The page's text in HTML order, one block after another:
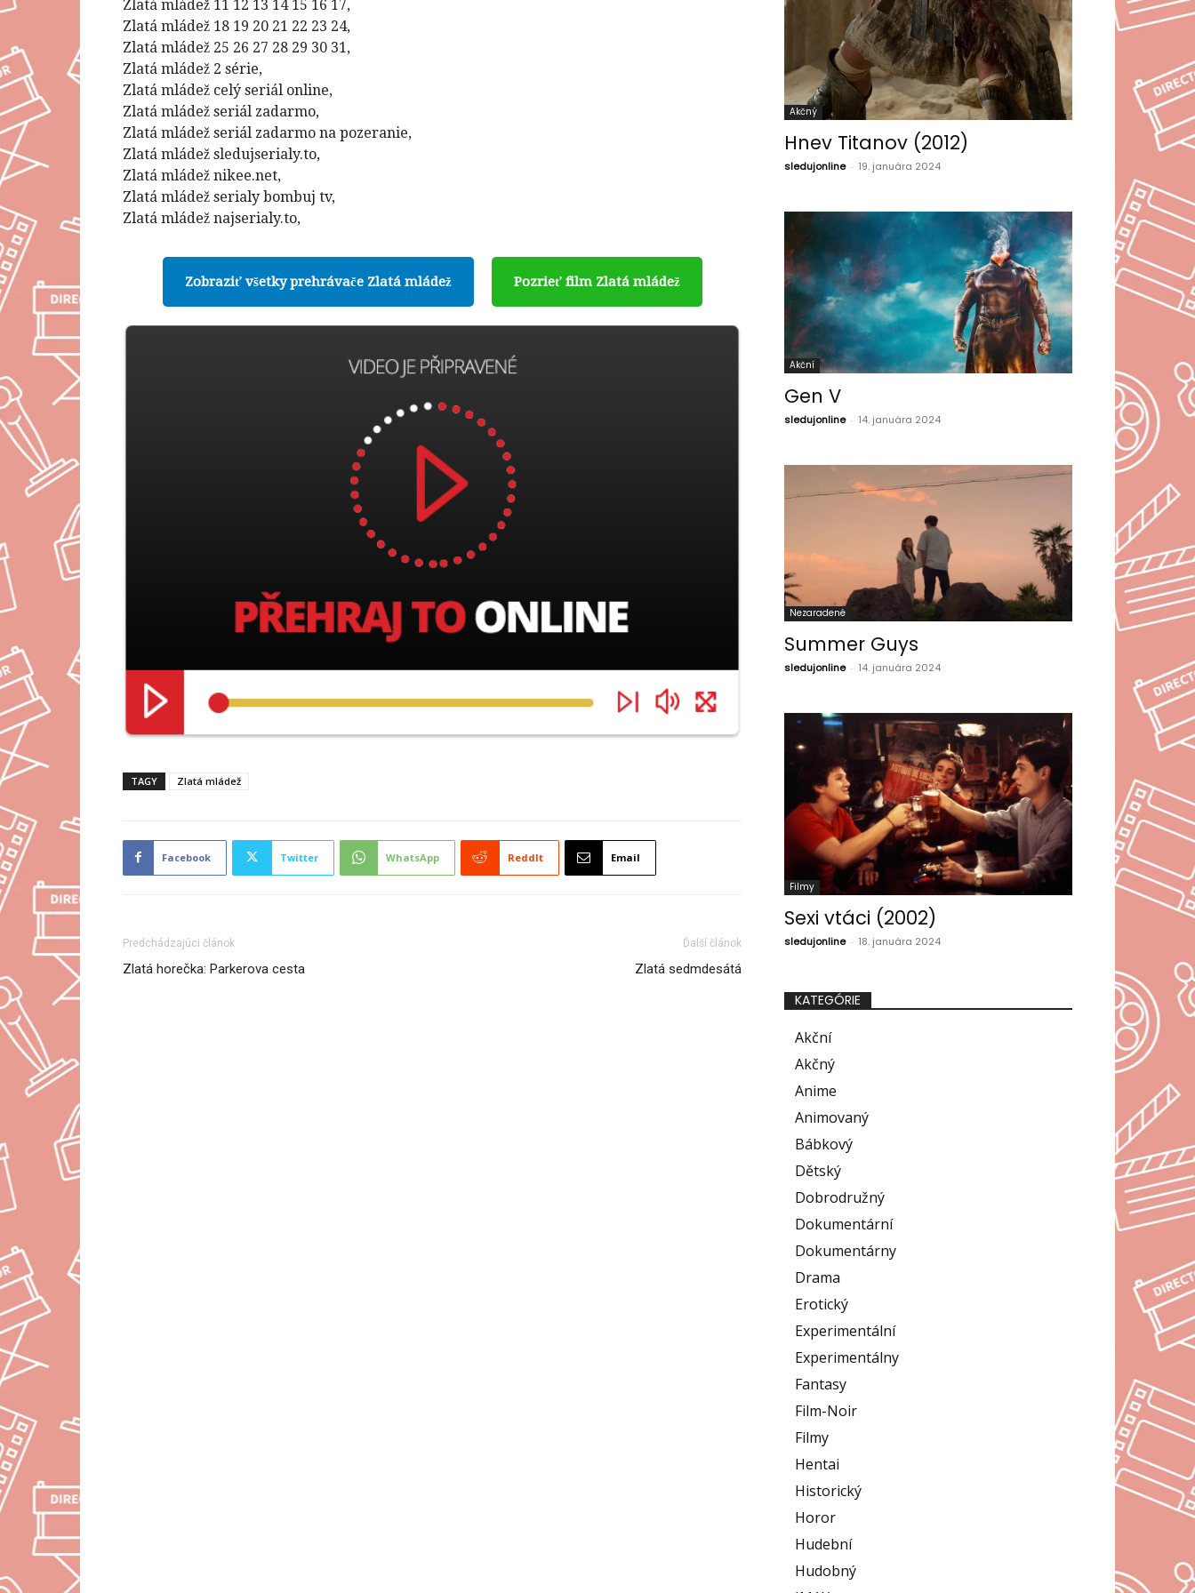
Zlatá mládež 11 12 13 14 15 16 17,
Zlatá mládež 18 19 20 21 22 23 24,
Zlatá mládež 25 26 27 28 29 30 31,
Zlatá mládež 2 série,
Zlatá mládež celý seriál online,
Zlatá mládež seriál zadarmo,
Zlatá mládež seriál zadarmo na pozeranie,
Zlatá mládež sledujserialy.to,
Zlatá mládež nikee.net,
Zlatá mládež serialy bombuj tv,
Zlatá mládež najserialy.to,
Zobraziť všetky prehrávače Zlatá mládež Pozrieť film Zlatá mládež
TAGY Zlatá mládež
Facebook Twitter WhatsApp ReddIt Email
Predchádzajúci článok
Zlatá horečka: Parkerova cesta
Ďalší článok
Zlatá sedmdesátá
Akčný
Hnev Titanov (2012)
sledujonline - 19. januára 2024
Akční
Gen V
sledujonline - 14. januára 2024
Nezaradené
Summer Guys
sledujonline - 14. januára 2024
Filmy
Sexi vtáci (2002)
sledujonline - 18. januára 2024
KATEGÓRIE
Akční
Akčný
Anime
Animovaný
Bábkový
Dětský
Dobrodružný
Dokumentární
Dokumentárny
Drama
Erotický
Experimentální
Experimentálny
Fantasy
Film-Noir
Filmy
Hentai
Historický
Horor
Hudební
Hudobný